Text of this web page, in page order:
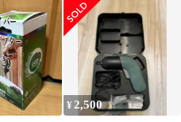
イバー 本体
¥ 2,500